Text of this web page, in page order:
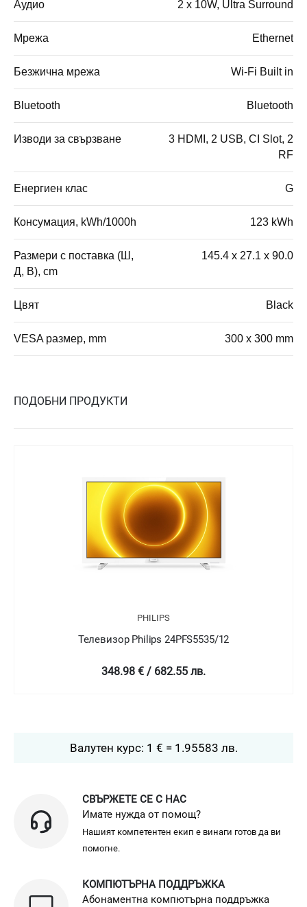
Аудио 2 x 10W, Ultra Surround
Мрежа Ethernet
Безжична мрежа Wi-Fi Built in
Bluetooth Bluetooth
Изводи за свързване
3 HDMI, 2 USB, CI Slot, 2
RF
Енергиен клас G
Консумация, kWh/1000h 123 kWh
Размери с поставка (Ш,
Д, В), cm
145.4 x 27.1 x 90.0
Цвят Black
VESA размер, mm 300 x 300 mm
ПОДОБНИ ПРОДУКТИ
PHILIPS
Телевизор Philips 24PFT5505/05
349 € / 682.58 лв.
Валутен курс: 1 € = 1.95583 лв.
СВЪРЖЕТЕ СЕ С НАС
Имате нужда от помощ?
Нашият компетентен екип е винаги готов да ви
помогне.
КОМПЮТЪРНА ПОДДРЪЖКА
Абонаментна компютърна поддръжка